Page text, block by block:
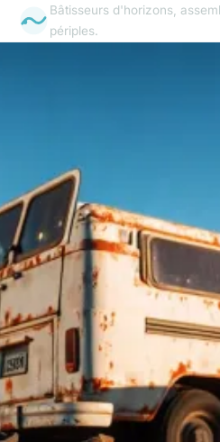
Bâtisseurs d'horizons,
périples.